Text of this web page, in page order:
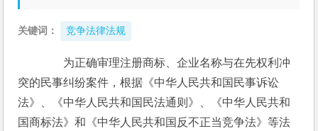
关键词： 竞争法律法规
为正确审理注册商标、企业名称与在先权利冲
突的民事纠纷案件，根据《中华人民共和国民事诉讼
法》、《中华人民共和国民法通则》、《中华人民共和
国商标法》和《中华人民共和国反不正当竞争法》等法